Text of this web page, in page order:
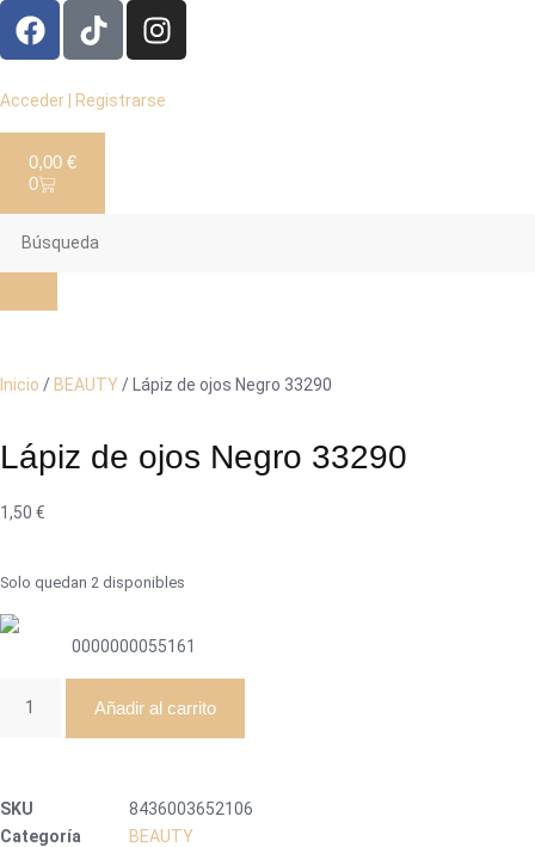
Acceder | Registrarse
0,00 €
0
Inicio / BEAUTY/ Lápiz de ojos Negro 33290
Lápiz de ojos Negro 33290
1,50 €
Solo quedan 2 disponibles
0000000055161
Añadir al carrito
SKU
8436003652106
Categoría
BEAUTY